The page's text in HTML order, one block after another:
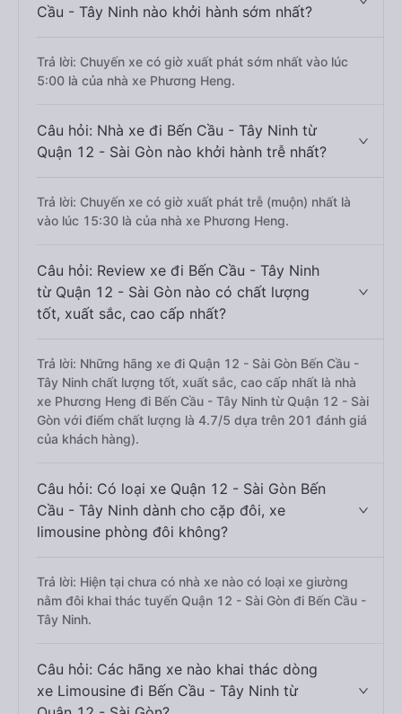
Cầu - Tây Ninh nào khởi hành sớm nhất?
Trả lời: Chuyến xe có giờ xuất phát sớm nhất vào lúc
5:00 là của nhà xe Phương Heng.
Câu hỏi: Nhà xe đi Bến Cầu - Tây Ninh từ
Quận 12 - Sài Gòn nào khởi hành trễ nhất?
Trả lời: Chuyến xe có giờ xuất phát trễ (muộn) nhất là
vào lúc 15:30 là của nhà xe Phương Heng.
Câu hỏi: Review xe đi Bến Cầu - Tây Ninh
từ Quận 12 - Sài Gòn nào có chất lượng
tốt, xuất sắc, cao cấp nhất?
Trả lời: Những hãng xe đi Quận 12 - Sài Gòn Bến Cầu -
Tây Ninh chất lượng tốt, xuất sắc, cao cấp nhất là nhà
xe Phương Heng đi Bến Cầu - Tây Ninh từ Quận 12 - Sài
Gòn với điểm chất lượng là 4.7/5 dựa trên 201 đánh giá
của khách hàng).
Câu hỏi: Có loại xe Quận 12 - Sài Gòn Bến
Cầu - Tây Ninh dành cho cặp đôi, xe
limousine phòng đôi không?
Trả lời: Hiện tại chưa có nhà xe nào có loại xe giường
nằm đôi khai thác tuyến Quận 12 - Sài Gòn đi Bến Cầu -
Tây Ninh.
Câu hỏi: Các hãng xe nào khai thác dòng
xe Limousine đi Bến Cầu - Tây Ninh từ